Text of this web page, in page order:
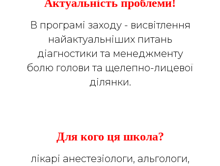
Актуальність проблеми!
В програмі заходу - висвітлення
найактуальніших питань
діагностики та менеджменту
болю голови та щелепно-лицевої
ділянки.
Для кого ця школа?
лікарі анестезіологи, альгологи,